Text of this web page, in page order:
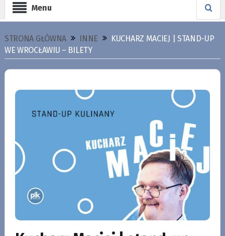
Menu
STRONA GŁÓWNA INNE
KUCHARZ MACIEJ | STAND-UP
WE WROCŁAWIU – BILETY